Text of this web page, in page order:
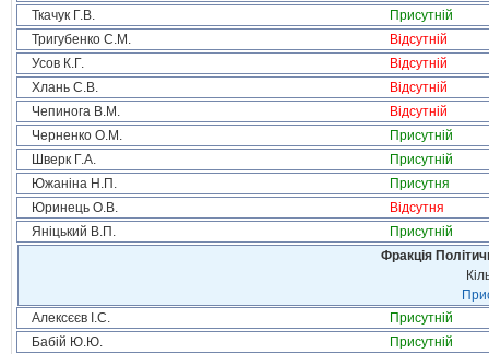
Ткачук Г.В.
Присутній
Тригубенко С.М.
Відсутній
Усов К.Г.
Відсутній
Хлань С.В.
Відсутній
Чепинога В.М.
Відсутній
Черненко О.М.
Присутній
Шверк Г.А.
Присутній
Южаніна Н.П.
Присутня
Юринець О.В.
Відсутня
Яніцький В.П.
Присутній
Фракція
Алексєєв І.С.
Присутній
Бабій Ю.Ю.
Присутній